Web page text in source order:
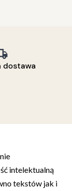
dostawa
Informacje zawarte na stronie
intelektualną
tekstów jak i